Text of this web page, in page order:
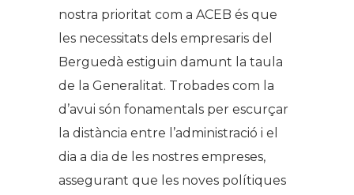
nostra prioritat com a ACEB és que
les necessitats dels empresaris del
Berguedà estiguin damunt la taula
de la Generalitat. Trobades com la
d’avui són fonamentals per escurçar
la distància entre l’administració i el
dia a dia de les nostres empreses,
assegurant que les noves polítiques